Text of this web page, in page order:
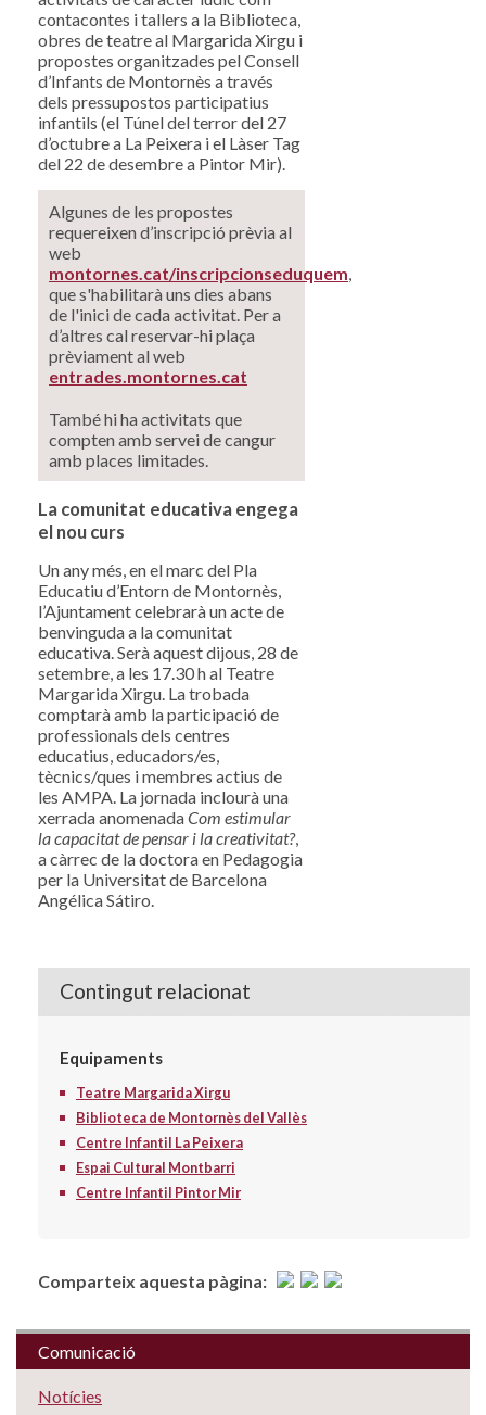
contacontes i tallers a la Biblioteca,
obres de teatre al Margarida Xirgu i
propostes organitzades pel Consell
d’Infants de Montornès a través
dels pressupostos participatius
infantils (el Túnel del terror del 27
d’octubre a La Peixera i el Làser Tag
del 22 de desembre a Pintor Mir).
Algunes de les propostes
requereixen d’inscripció prèvia al
web
montornes.cat/inscripcionseduquem,
que s'habilitarà uns dies abans
de l'inici de cada activitat. Per a
d’altres cal reservar-hi plaça
prèviament al web
entrades.montornes.cat
També hi ha activitats que
compten amb servei de cangur
amb places limitades.
La comunitat educativa engega
el nou curs
Un any més, en el marc del Pla
Educatiu d’Entorn de Montornès,
l’Ajuntament celebrarà un acte de
benvinguda a la comunitat
educativa. Serà aquest dijous, 28 de
setembre, a les 17.30 h al Teatre
Margarida Xirgu. La trobada
comptarà amb la participació de
professionals dels centres
educatius, educadors/es,
tècnics/ques i membres actius de
les AMPA. La jornada inclourà una
xerrada anomenadaCom estimular
la capacitat de pensar i la creativitat?,
a càrrec de la doctora en Pedagogia
per la Universitat de Barcelona
Angélica Sátiro.
Contingut relacionat
Equipaments
Teatre Margarida Xirgu
Biblioteca de Montornès del Vallès
Centre Infantil La Peixera
Espai Cultural Montbarri
Centre Infantil Pintor Mir
Comparteix aquesta pàgina:
Comunicació
Notícies